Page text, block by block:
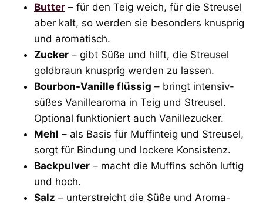
Butter – für den Teig weich, für die Streusel
aber kalt, so werden sie besonders knusprig
und aromatisch.
Zucker – gibt Süße und hilft, die Streusel
goldbraun knusprig werden zu lassen.
Bourbon-Vanille flüssig – bringt intensiv-
süßes Vanillearoma in Teig und Streusel.
Optional funktioniert auch Vanillezucker.
Mehl – als Basis für Muffinteig und Streusel,
sorgt für Bindung und lockere Konsistenz.
Backpulver – macht die Muffins schön luftig
und hoch.
Salz – unterstreicht die Süße und Aroma-